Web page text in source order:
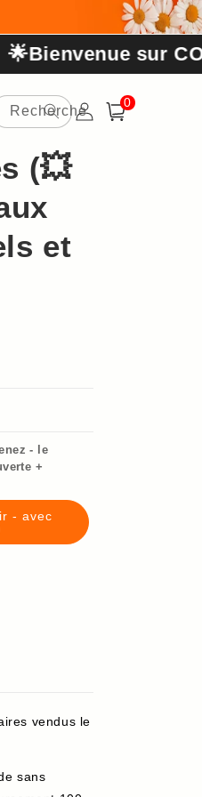
sur
Recherche
ConnexionPanier
0
0 article
(💥
et
- le
+
- avec
vendus le
sans